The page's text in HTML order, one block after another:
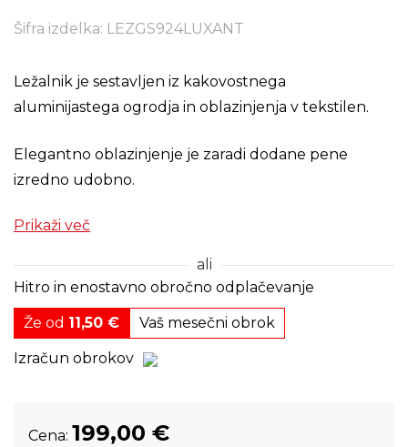
Šifra izdelka: LEZGS924LUXANT
Ležalnik je sestavljen iz kakovostnega
aluminijastega ogrodja in oblazinjenja v tekstilen.
Elegantno oblazinjenje je zaradi dodane pene
izredno udobno.
Prikaži več
ali
Hitro in enostavno obročno odplačevanje
Že od 11,50 € Vaš mesečni obrok
Izračun obrokov
Cena: 199,00 €